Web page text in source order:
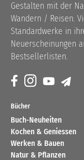
Gestalten mit der
Wandern / Reisen.
Standardwerke in
Neuerscheinungen
Bestsellerlisten.
Bücher
Buch-Neuheiten
Kochen & Geniessen
Werken & Bauen
Natur & Pflanzen